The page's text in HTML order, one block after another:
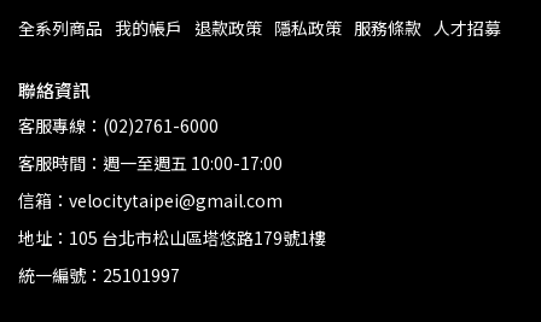
全系列商品 我的帳戶 退款政策 隱私政策 服務條款 人才招募
聯絡資訊
客服專線：(02)2761-6000
客服時間：週一至週五 10:00-17:00
信箱：velocitytaipei@gmail.com
地址：105 台北市松山區塔悠路179號1樓
統一編號：25101997